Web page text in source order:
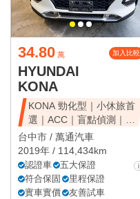
34.80 萬 加入比較
HYUNDAI
KONA
KONA 勁化型｜小休旅首
選｜ACC｜盲點偵測｜省
油好開
台中市 / 萬通汽車
2019年 / 114,434km
認證車
五大保證
符合保固
里程保證
實車實價
友善試車